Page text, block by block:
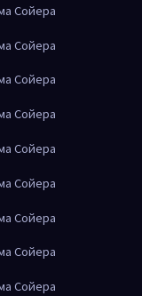
Сойера
Сойера
Сойера
Сойера
Сойера
Сойера
Сойера
Сойера
Сойера